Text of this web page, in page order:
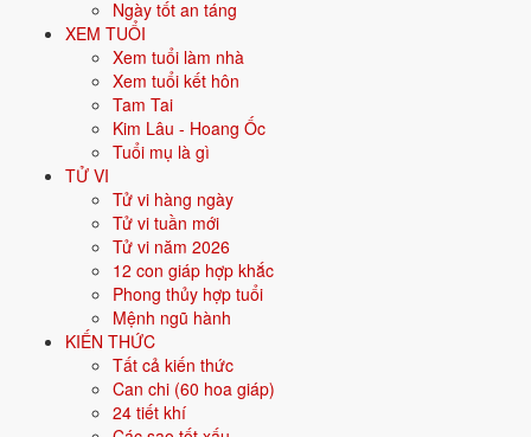
Ngày tốt an táng
XEM TUỔI
Xem tuổi làm nhà
Xem tuổi kết hôn
Tam Tai
Kim Lâu - Hoang Ốc
Tuổi mụ là gì
TỬ VI
Tử vi hàng ngày
Tử vi tuần mới
Tử vi năm 2026
12 con giáp hợp khắc
Phong thủy hợp tuổi
Mệnh ngũ hành
KIẾN THỨC
Tất cả kiến thức
Can chi (60 hoa giáp)
24 tiết khí
Người sinh năm2013là tuổiQuý Tỵ
, mệnhThủy. Màu hợp gồm Đen, Xanh dương, Xanh nước biển;
hướng hợp là Bắc. Bảng dưới đây tóm tắt 10 chỉ số cốt lõi:
Năm sinh dương
Can chi
Tỵ - Con Rắn
Trường Lưu Thủy
Mệnh ngũ hành 💧Thủy
Đen